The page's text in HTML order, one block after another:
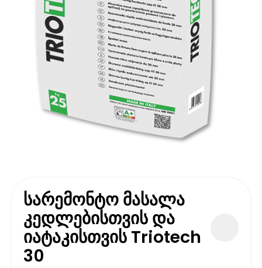
სარემონტო მასალა
კედლებისთვის და
იატაკისთვის Triotech
30